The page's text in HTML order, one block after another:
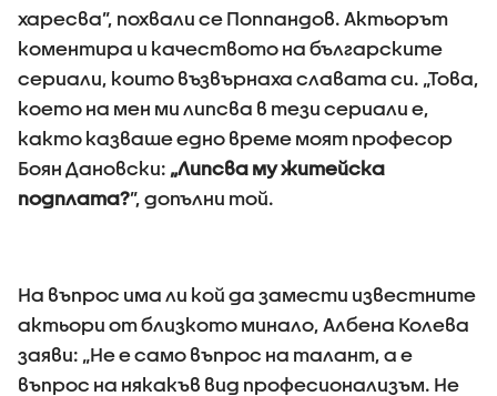
харесва”, похвали се Поппандов. Актьорът
коментира и качеството на българските
сериали, които възвърнаха славата си. „Това,
което на мен ми липсва в тези сериали е,
както казваше едно време моят професор
Боян Дановски: „Липсва му житейска
подплата?”, допълни той.
На въпрос има ли кой да замести известните
актьори от близкото минало, Албена Колева
заяви: „Не е само въпрос на талант, а е
въпрос на някакъв вид професионализъм. Не